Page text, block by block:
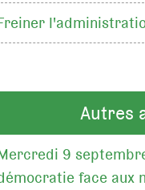
Autres
9
face aux